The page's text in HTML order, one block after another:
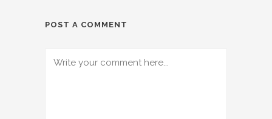
POST A COMMENT